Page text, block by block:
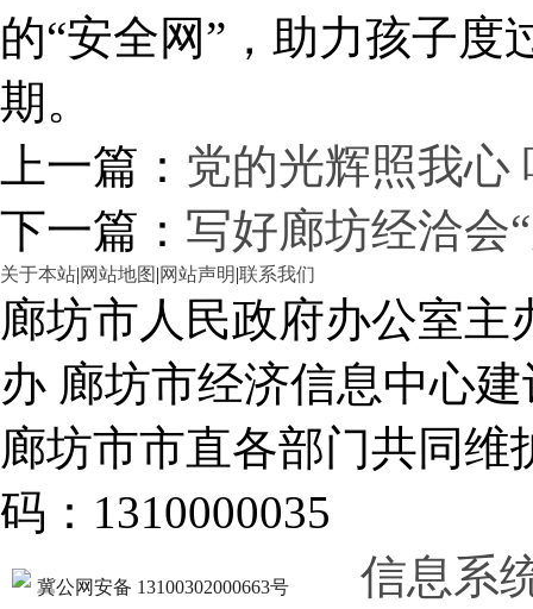
的“安全网”，助力孩子
期。
上一篇： 党的光辉照我心
下一篇： 写好廊坊经洽会
关于本站|网站地图 |网站声明|联系我们
廊坊市人民政府办公室
办 廊坊市经济信息中心建
廊坊市市直各部门共同
码：1310000035
冀公网安备 13100302000663号
信息系